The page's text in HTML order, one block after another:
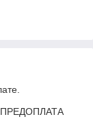
ПРЕДОПЛАТА